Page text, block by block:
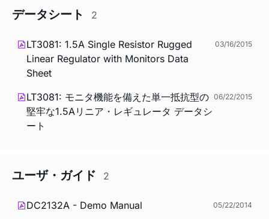
データシート 2
LT3081: 1.5A Single Resistor Rugged
Linear Regulator with Monitors Data
Sheet
03/16/2015
LT3081: モニタ機能を備えた単一抵抗型の
堅牢な1.5Aリニア・レギュレータ データシ
ート
06/22/2015
ユーザ・ガイド 2
DC2132A - Demo Manual 05/22/2014